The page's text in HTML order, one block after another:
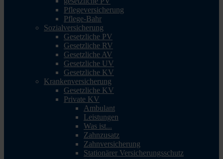
Pflegeversicherung
Pflege-Bahr
Sozialversicherung
Gesetzliche PV
Gesetzliche RV
Gesetzliche AV
Gesetzliche UV
Gesetzliche KV
Krankenversicherung
Gesetzliche KV
Private KV
Ambulant
Leistungen
Was ist...
Zahnzusatz
Zahnversicherung
Stationärer Versicherungsschutz